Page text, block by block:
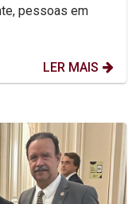
pessoas em
LER MAIS